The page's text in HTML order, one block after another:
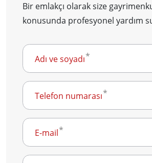
Bir emlakçı olarak size
konusunda profesyonel yardım
Adı ve soyadı
Telefon numarası
E-mail